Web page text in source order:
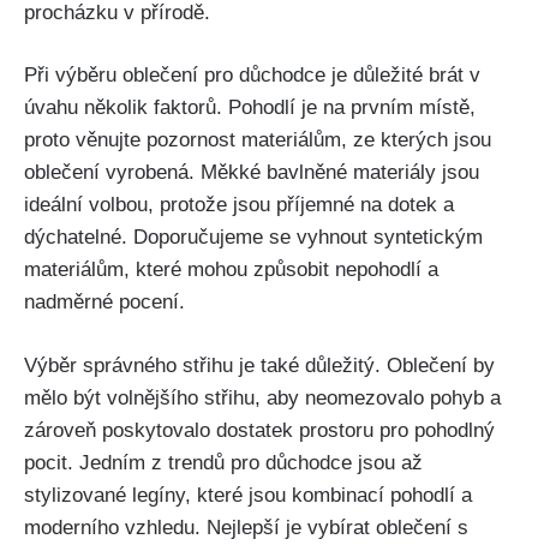
procházku v přírodě.
Při výběru oblečení pro důchodce je ‍důležité ​brát ‌v​
úvahu několik faktorů. Pohodlí je na prvním místě,
proto věnujte pozornost materiálům, ze kterých​ jsou
oblečení vyrobená. Měkké bavlněné materiály jsou
ideální volbou, protože⁢ jsou příjemné na dotek a
dýchatelné. ​Doporučujeme se vyhnout ⁣syntetickým
‍materiálům, které‍ mohou způsobit nepohodlí a
nadměrné pocení.
Výběr správného střihu je také‍ důležitý. Oblečení by
mělo být volnějšího střihu, aby neomezovalo‌ pohyb‍ a ​
zároveň⁤ poskytovalo dostatek ⁢prostoru pro ​pohodlný⁤
pocit. ⁣Jedním z trendů pro důchodce jsou až
stylizované​ legíny, které jsou⁣ kombinací pohodlí ​a
moderního vzhledu. Nejlepší je vybírat ⁢oblečení s ​